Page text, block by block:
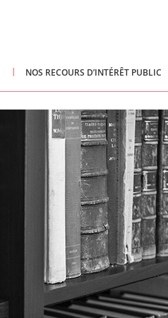
NOS RECOURS D’INTÉRÊT PUBLIC